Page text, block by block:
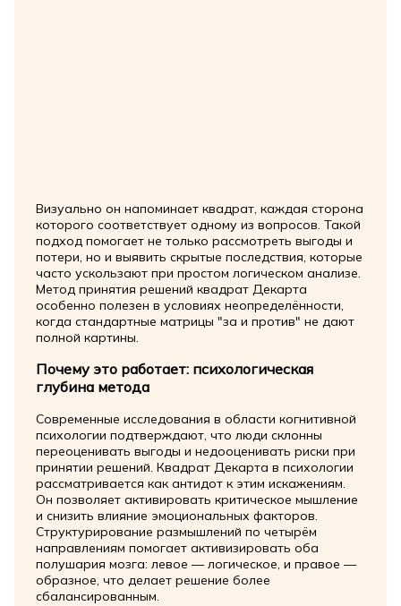
Визуально он напоминает квадрат, каждая сторона
которого соответствует одному из вопросов. Такой
подход помогает не только рассмотреть выгоды и
потери, но и выявить скрытые последствия, которые
часто ускользают при простом логическом анализе.
Метод принятия решений квадрат Декарта
особенно полезен в условиях неопределённости,
когда стандартные матрицы "за и против" не дают
полной картины.
Почему это работает: психологическая
глубина метода
Современные исследования в области когнитивной
психологии подтверждают, что люди склонны
переоценивать выгоды и недооценивать риски при
принятии решений. Квадрат Декарта в психологии
рассматривается как антидот к этим искажениям.
Он позволяет активировать критическое мышление
и снизить влияние эмоциональных факторов.
Структурирование размышлений по четырём
направлениям помогает активизировать оба
полушария мозга: левое — логическое, и правое —
образное, что делает решение более
сбалансированным.